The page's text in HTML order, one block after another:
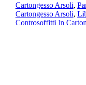
Cartongesso Arsoli,
Cartongesso Arsoli,
Controsoffitti In